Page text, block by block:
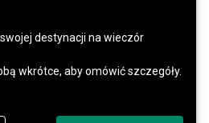
destynacji na wieczór
wkrótce, aby omówić szczegóły.